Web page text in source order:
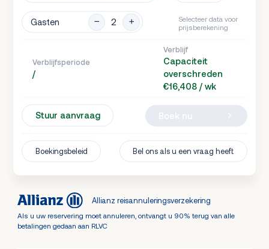
Gasten
Selecteer data voor
prijsberekening
Verblijfsperiode
/
Verblijf
Capaciteit
overschreden
€16,408 / wk
Stuur aanvraag
Boekingsbeleid Bel ons als u een vraag heeft
Allianz reisannuleringsverzekering
Als u uw reservering moet annuleren, ontvangt u 90% terug van alle
betalingen gedaan aan RLVC